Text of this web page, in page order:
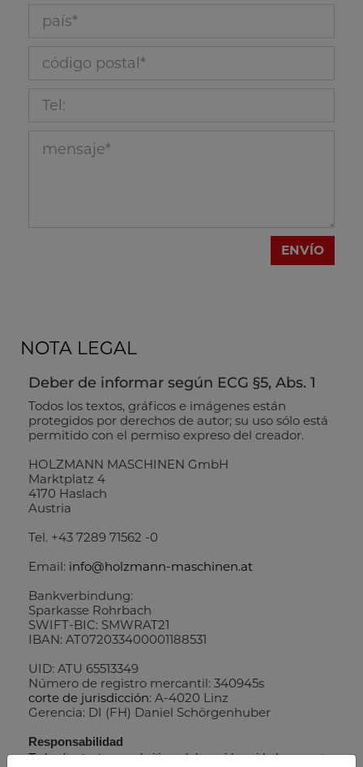
país_40
código postal_39
Tel:_336
mensaje_13
ENVÍO
NOTA LEGAL
Deber de informar según ECG §5, Abs. 1
Todos los textos, gráficos e imágenes están
protegidos por derechos de autor; su uso sólo está
permitido con el permiso expreso del creador.
HOLZMANN MASCHINEN GmbH
Marktplatz 4
4170 Haslach
Austria
Tel. +43 7289 71562 -0
Email: info@holzmann-maschinen.at
Bankverbindung:
Sparkasse Rohrbach
SWIFT-BIC: SMWRAT21
IBAN: AT072033400001188531
UID: ATU 65513349
Número de registro mercantil: 340945s
corte de jurisdicción: A-4020 Linz
Gerencia: DI (FH) Daniel Schörgenhuber
Responsabilidad
Todos los textos en el sitio web han sido cuidadosamente